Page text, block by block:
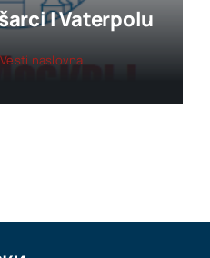
I Vaterpolu
Vesti naslovna